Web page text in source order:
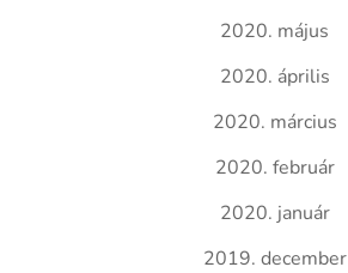
2020. május
2020. április
2020. március
2020. február
2020. január
2019. december